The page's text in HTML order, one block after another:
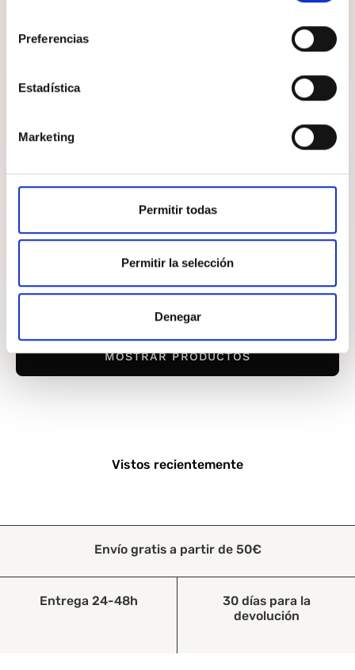
Preferencias
Estadística
Marketing
Permitir todas
Permitir la selección
Denegar
MOSTRAR PRODUCTOS
Vistos recientemente
Envío gratis a partir de 50€
Entrega 24-48h
30 días para la
devolución